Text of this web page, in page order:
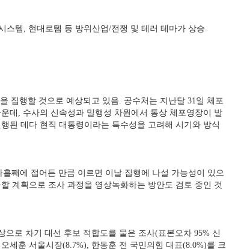
템, 현대로템 등 방위산업/전쟁 및 테러 테마가 상승.
집행할 것으로 예상되고 있음. 공수처는 지난달 31일 체포
데, 수사의 신속성과 밀행성 차원에서 통상 체포영장이 발
된 데다 현직 대통령이라는 특수성을 고려해 시기와 방식
째에 접어든 만큼 이르면 이날 집행에 나설 가능성이 있으
계획으로 조사 과정을 영상녹화하는 방안도 검토 중인 것
로 차기 대선 후보 적합도를 물은 조사(표본오차 95% 신
세훈 서울시장(8.7%), 한동훈 전 국민의힘 대표(8.0%)를 크